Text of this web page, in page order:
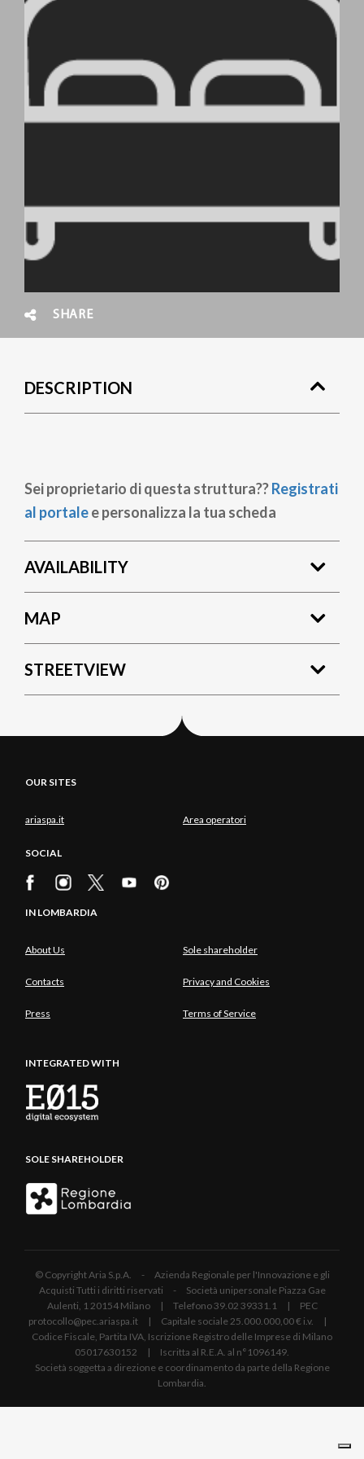
SHARE
DESCRIPTION
Sei proprietario di questa struttura??Registrati
al portalee personalizza la tua scheda
AVAILABILITY
MAP
STREETVIEW
OUR SITES
ariaspa.it Area operatori
SOCIAL
IN LOMBARDIA
About Us Sole shareholder
Contacts Privacy and Cookies
Press Terms of Service
INTEGRATED WITH
SOLE SHAREHOLDER
© Copyright Aria S.p.A. - Azienda Regionale per l'Innovazione e gli
Acquisti Tutti i diritti riservati - Società unipersonale Piazza Gae
Aulenti, 1 20154 Milano | Telefono 39.02 39331.1 | PEC
protocollo@pec.ariaspa.it | Capitale sociale 25.000.000,00 € i.v. |
Codice Fiscale, Partita IVA, Iscrizione Registro delle Imprese di Milano
05017630152 | Iscritta al R.E.A. al n°1096149.
Società soggetta a direzione e coordinamento da parte della Regione
Lombardia.